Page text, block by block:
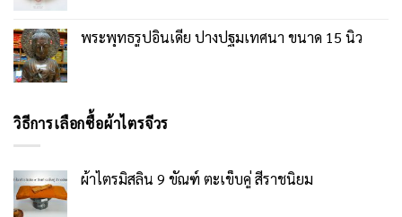
พระพุทธรูปอินเดีย ปางปฐมเทศนา ขนาด 15 นิ้ว
วิธีการเลือกซื้อผ้าไตรจีวร
ผ้าไตรมิสลิน 9 ขัณฑ์ ตะเข็บคู่ สีราชนิยม